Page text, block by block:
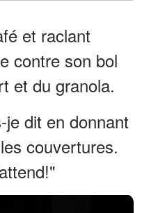
et raclant
contre son bol
et du granola.
dit en donnant
couvertures.